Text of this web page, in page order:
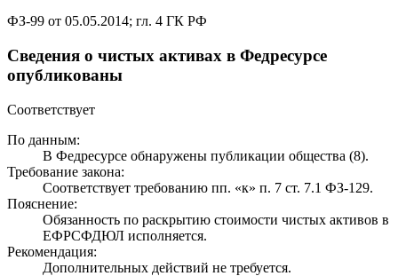
ФЗ-99 от 05.05.2014; гл. 4 ГК РФ
Сведения о чистых активах в Федресурсе
опубликованы
Соответствует
По данным:
В Федресурсе обнаружены публикации общества (8).
Требование закона:
Соответствует требованию пп. «к» п. 7 ст. 7.1 ФЗ-129.
Пояснение:
Обязанность по раскрытию стоимости чистых активов в
ЕФРСФДЮЛ исполняется.
Рекомендация:
Дополнительных действий не требуется.